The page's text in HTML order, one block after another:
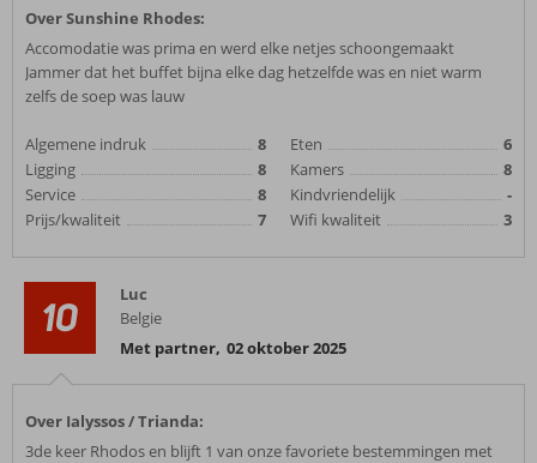
Over Sunshine Rhodes:
Accomodatie was prima en werd elke netjes schoongemaakt
Jammer dat het buffet bijna elke dag hetzelfde was en niet warm
zelfs de soep was lauw
Algemene indruk
8
Ligging
8
Service
8
Prijs/kwaliteit
7
Eten
6
Kamers
8
Kindvriendelijk
-
Wifi kwaliteit
3
10
Luc
Belgie
Met partner, 02 oktober 2025
Over Ialyssos / Trianda:
3de keer Rhodos en blijft 1 van onze favoriete bestemmingen met